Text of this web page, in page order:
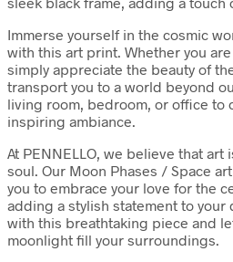
Immerse yourself in the cosmic
with this art print. Whether you
simply appreciate the beauty of
transport you to a world beyond
living room, bedroom, or office to
inspiring ambiance.
At PENNELLO, we believe that art
soul. Our Moon Phases / Space
you to embrace your love for the
adding a stylish statement to your
with this breathtaking piece and
moonlight fill your surroundings.